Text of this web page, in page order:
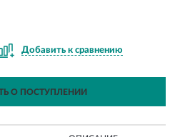
Добавить к сравнению
О ПОСТУПЛЕНИИ